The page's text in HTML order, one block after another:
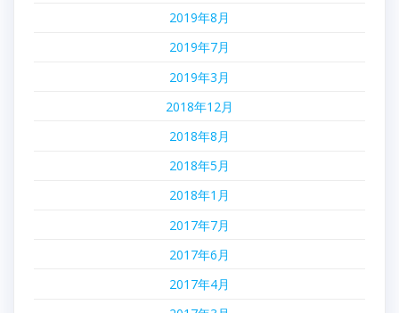
2019年8月
2019年7月
2019年3月
2018年12月
2018年8月
2018年5月
2018年1月
2017年7月
2017年6月
2017年4月